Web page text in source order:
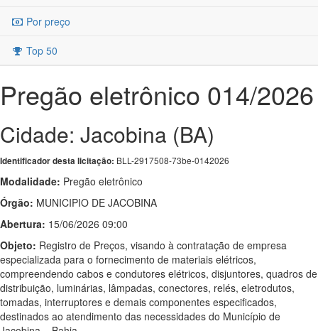
Por preço
Top 50
Pregão eletrônico 014/2026
Cidade: Jacobina (BA)
Identificador desta licitação: BLL-2917508-73be-0142026
Modalidade: Pregão eletrônico
Órgão: MUNICIPIO DE JACOBINA
Abertura: 15/06/2026 09:00
Objeto: Registro de Preços, visando à contratação de empresa
especializada para o fornecimento de materiais elétricos,
compreendendo cabos e condutores elétricos, disjuntores, quadros de
distribuição, luminárias, lâmpadas, conectores, relés, eletrodutos,
tomadas, interruptores e demais componentes especificados,
destinados ao atendimento das necessidades do Município de